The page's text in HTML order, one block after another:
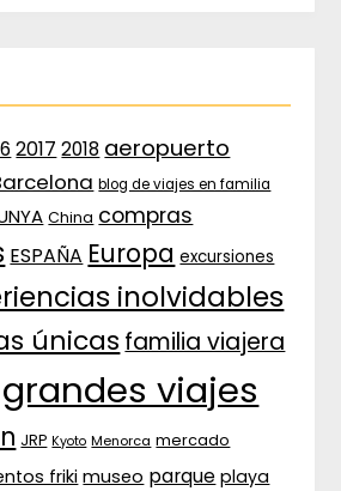
2017 2018 aeropuerto
blog de viajes en familia
China compras
ESPAÑA Europa excursiones
inolvidables
únicas familia viajera
grandes viajes
JRP Kyoto Menorca mercado
friki museo parque playa